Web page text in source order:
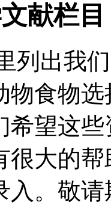
献栏目
出我们
物食物
希望这
很大的
入。敬请